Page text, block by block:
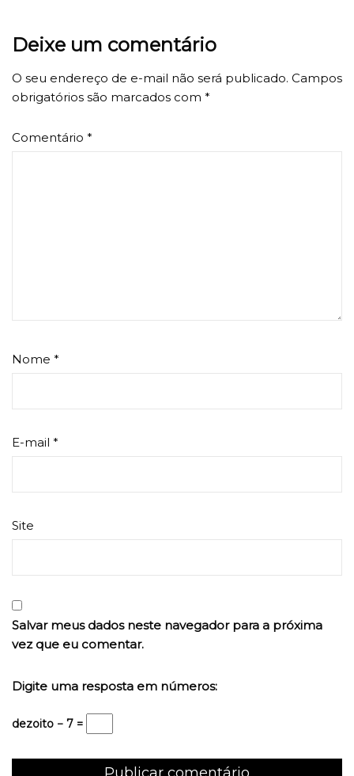
Deixe um comentário
O seu endereço de e-mail não será publicado. Campos
obrigatórios são marcados com *
Comentário *
Nome *
E-mail *
Site
Salvar meus dados neste navegador para a próxima
vez que eu comentar.
Digite uma resposta em números:
dezoito − 7 =